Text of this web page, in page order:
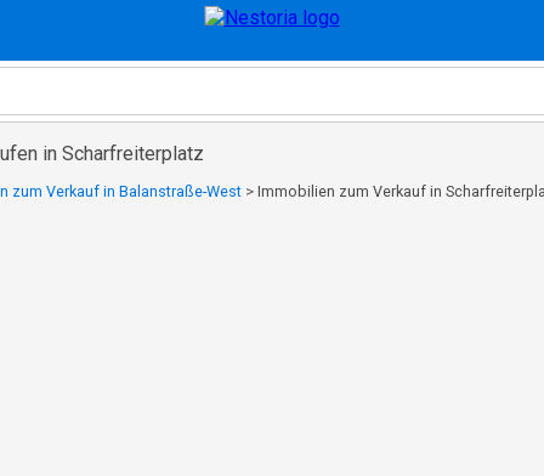
in Scharfreiterplatz
zum Verkauf in Balanstraße-West > Immobilien zum Verkauf in